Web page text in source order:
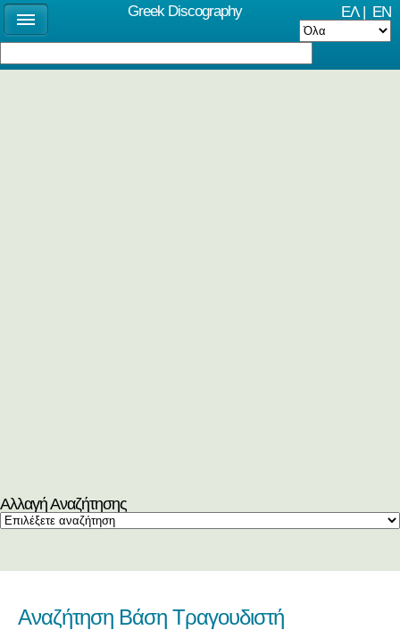
ΕΛ| EN
Αλλαγή Αναζήτησης
Αναζήτηση Βάση Τραγουδιστή
Greek Discography